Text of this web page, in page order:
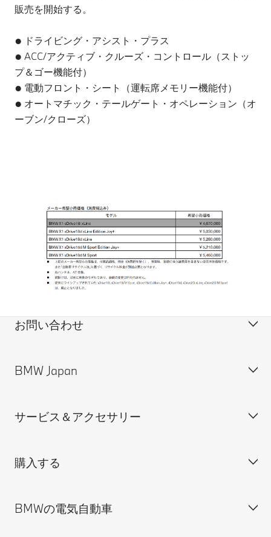
販売を開始する。
● ドライビング・アシスト・プラス
● ACC/アクティブ・クルーズ・コントロール（ストッ
プ＆ゴー機能付）
● 電動フロント・シート（運転席メモリー機能付）
● オートマチック・テールゲート・オペレーション（オ
ーブン/クローズ）
お問い合わせ
カスタマー・サポート＆お問い合わせ
見積依頼
ディーラー検索
BMW Japan
会社概要
BMW正規ディーラー採用情報
BMWのCSR活動
サービス＆アクセサリー
BMW Service
BMW純正アクセサリー
購入する
ご購入の前に
BMWの電気自動車